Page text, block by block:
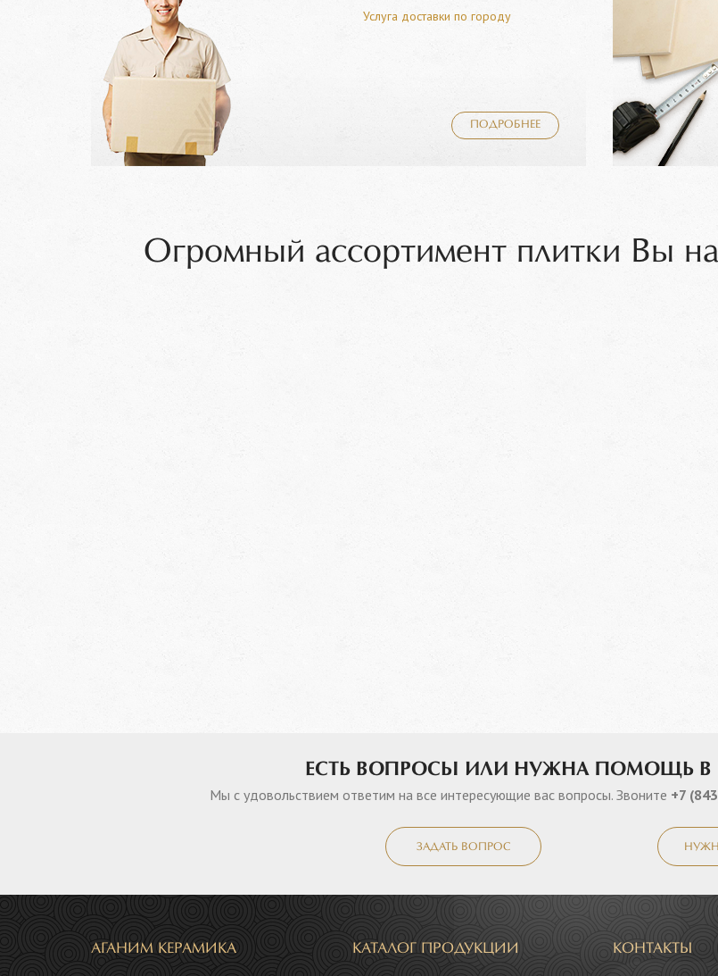
Услуга доставки по городу
ПОДРОБНЕЕ
Огромный ассортимент плитки Вы
ЕСТЬ ВОПРОСЫ ИЛИ НУЖНА ПОМОЩЬ В
Мы с удовольствием ответим на все интересующие вас вопросы. Звоните +7
ЗАДАТЬ ВОПРОС
АГАНИМ КЕРАМИКА КАТАЛОГ ПРОДУКЦИИ КОНТАКТЫ